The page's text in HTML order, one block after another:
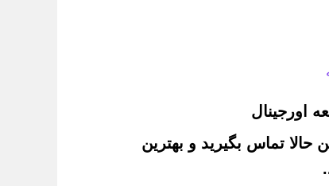
اورجینال
حالا تماس بگیرید و بهترین